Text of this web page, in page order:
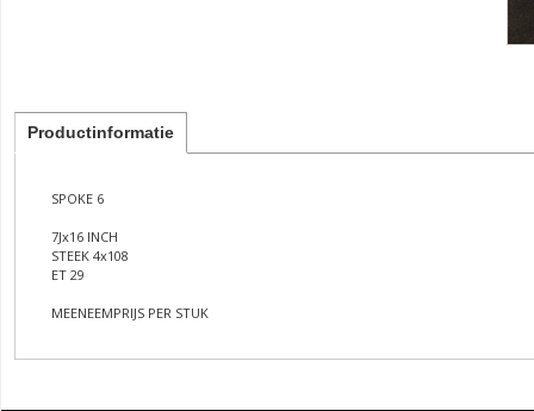
Productinformatie
SPOKE 6
7Jx16 INCH
STEEK 4x108
ET 29
MEENEEMPRIJS PER STUK